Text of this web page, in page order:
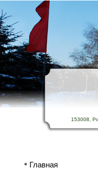
153008,
Главная